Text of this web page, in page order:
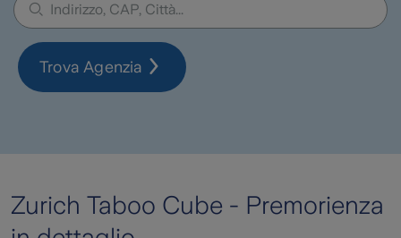
Trova Agenzia
Zurich Taboo Cube - Premorienza